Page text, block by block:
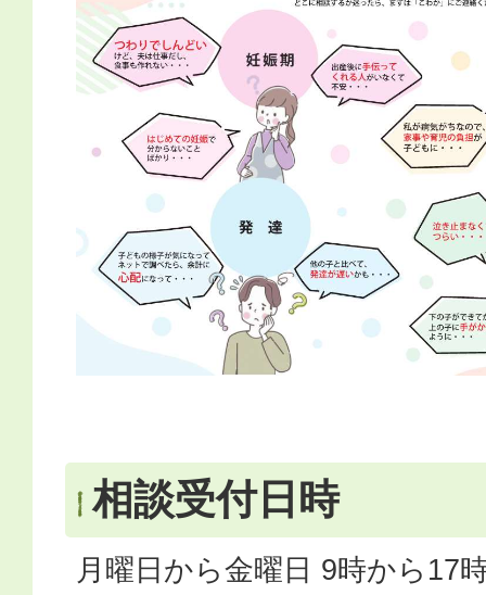
相談受付日時
月曜日から金曜日 9時から17